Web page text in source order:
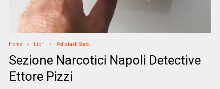
Home Libri Polizia di Stato
Sezione Narcotici Napoli Detective
Ettore Pizzi